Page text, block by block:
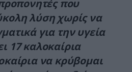
που
λύση χωρίς να
για την υγεία
17 καλοκαίρια
να κρύβομαι